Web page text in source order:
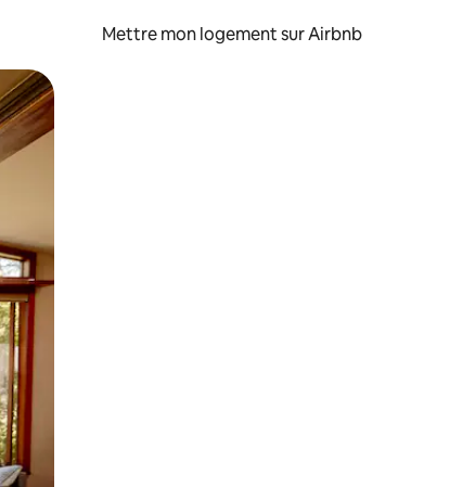
Mettre mon logement sur Airbnb